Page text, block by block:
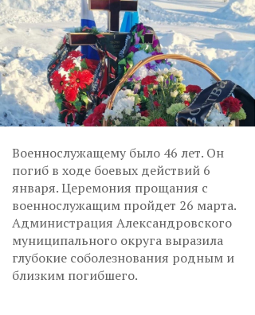
Военнослужащему было 46 лет. Он
погиб в ходе боевых действий 6
января. Церемония прощания с
военнослужащим пройдет 26 марта.
Администрация Александровского
муниципального округа выразила
глубокие соболезнования родным и
близким погибшего.